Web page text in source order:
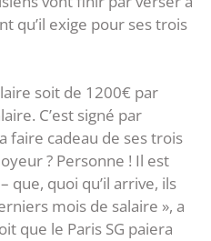
qu’il exige pour ses trois
soit de 1200€ par
C’est signé par
faire cadeau de ses trois
? Personne ! Il est
que, quoi qu’il arrive, ils
mois de salaire », a
que le Paris SG paiera